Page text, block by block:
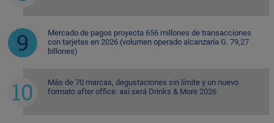
Mercado de pagos proyecta 656 millones de transacciones
con tarjetas en 2026 (volumen operado alcanzaría G. 79,27
billones)
Más de 70 marcas, degustaciones sin límite y un nuevo
formato after office: así será Drinks & More 2026